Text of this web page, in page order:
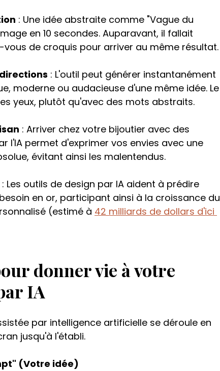
: Une idée abstraite comme "Vague du
en 10 secondes. Auparavant, il fallait
de croquis pour arriver au même résultat.
: L'outil peut générer instantanément
moderne ou audacieuse d'une même idée. Le
yeux, plutôt qu'avec des mots abstraits.
: Arriver chez votre bijoutier avec des
l'IA permet d'exprimer vos envies avec une
évitant ainsi les malentendus.
: Les outils de design par IA aident à prédire
en or, participant ainsi à la croissance du
(estimé à 42 milliards de dollars d'ici
donner vie à votre
IA
par intelligence artificielle se déroule en
jusqu'à l'établi.
(Votre idée)